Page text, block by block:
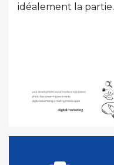
idéalement la partie.